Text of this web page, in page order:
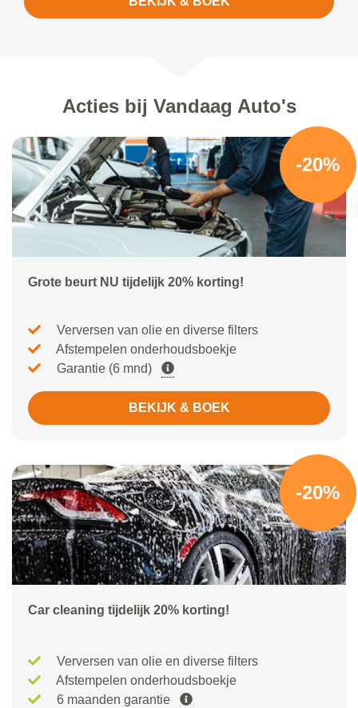
Acties bij Vandaag Auto's
-20%
Grote beurt NU tijdelijk 20% korting!
Verversen van olie en diverse filters
Afstempelen onderhoudsboekje
Garantie (6 mnd)
BEKIJK & BOEK
-20%
Car cleaning tijdelijk 20% korting!
Verversen van olie en diverse filters
Afstempelen onderhoudsboekje
6 maanden garantie